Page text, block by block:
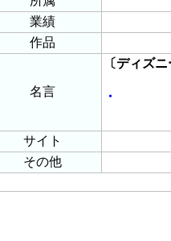
業績
作品
名言
〔ディズ
・
サイト
その他